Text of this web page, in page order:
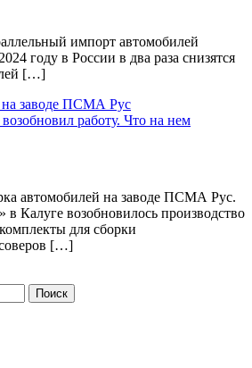
импорт автомобилей
году в России в два раза снизятся
[…]
работу. Что на нем
автомобилей на заводе ПСМА Рус.
Калуге возобновилось производство
для сборки
[…]